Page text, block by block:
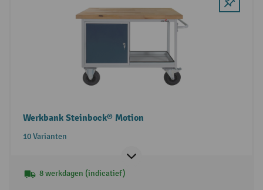
Werkbank Steinbock® Motion
10 Varianten
8 werkdagen (indicatief)